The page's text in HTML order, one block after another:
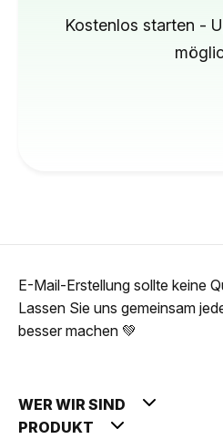
Kostenlos starten -
E-Mail-Erstellung sollte keine
Lassen Sie uns gemeinsam
besser machen 💚
WER WIR SIND
PRODUKT